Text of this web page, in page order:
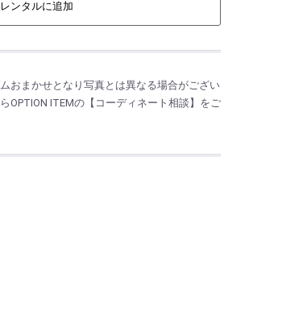
ンタルに追加
おまかせとなり写真とは異なる場合がござい
OPTION ITEMの【コーディネート相談】をご